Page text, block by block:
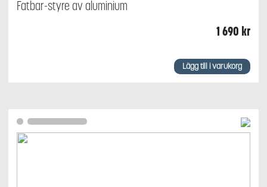
Fatbar-styre av aluminium
1 690 kr
Lägg till i varukorg